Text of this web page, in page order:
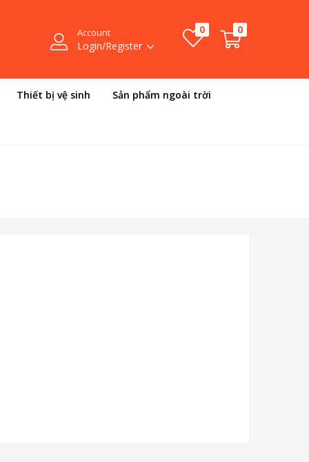
Account
Login/Register
0 0
Thiết bị vệ sinh Sản phẩm ngoài trời